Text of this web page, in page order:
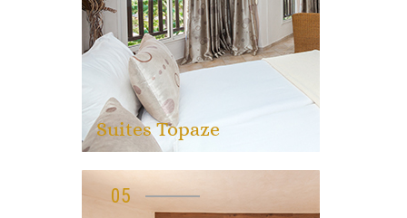
Suites Topaze
05